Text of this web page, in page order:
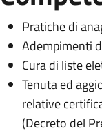
Pratiche di
Adempimenti
Cura di liste
Tenuta ed
relative
(Decreto del